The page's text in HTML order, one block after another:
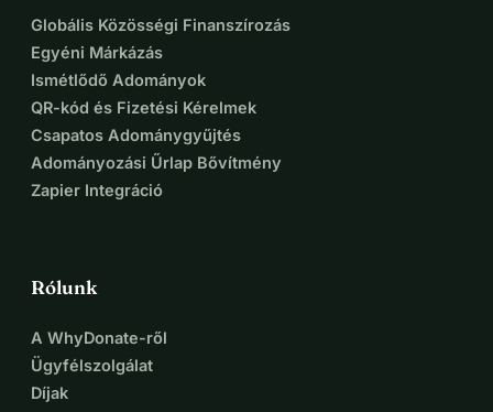
Globális Közösségi Finanszírozás
Egyéni Márkázás
Ismétlődő Adományok
QR-kód és Fizetési Kérelmek
Csapatos Adománygyűjtés
Adományozási Űrlap Bővítmény
Zapier Integráció
Rólunk
A WhyDonate-ről
Ügyfélszolgálat
Díjak